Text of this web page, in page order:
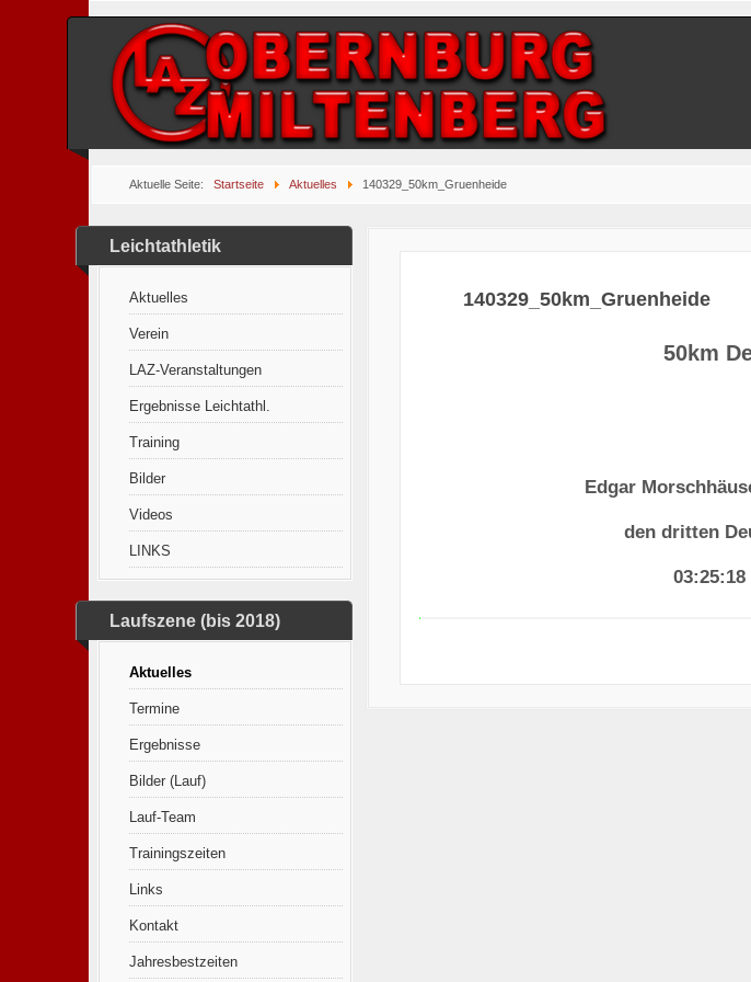
Aktuelle Seite:Startseite Aktuelles 140329_50km_Gruenheide
Leichtathletik
Aktuelles
Verein
LAZ-Veranstaltungen
Ergebnisse Leichtathl.
Training
Bilder
Videos
LINKS
Laufszene (bis 2018)
Aktuelles
Termine
Ergebnisse
Bilder (Lauf)
Lauf-Team
Trainingszeiten
Links
Kontakt
Jahresbestzeiten
140329_50km_Gruenheide
50km
Edgar
den dritten